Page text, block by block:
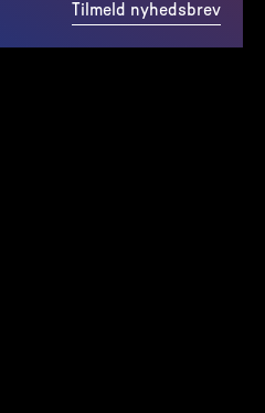
Tilmeld nyhedsbrev